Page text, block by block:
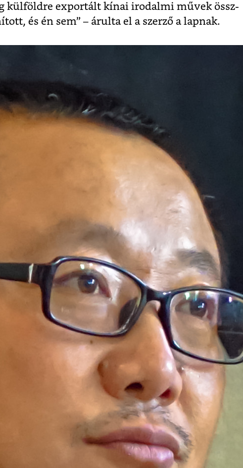
külföldre exportált kínai irodalmi művek össz-
és én sem” – árulta el a szerző a lapnak.